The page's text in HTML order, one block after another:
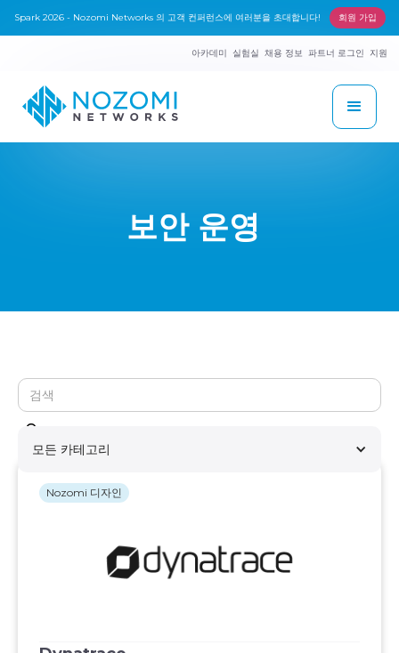
Spark 2026 - Nozomi Networks 의 고객 컨퍼런스에 여러분을 초대합니다! 회원 가입
아카데미 실험실 채용 정보 파트너 로그인 지원
보안 운영
모든 카테고리
Nozomi 디자인